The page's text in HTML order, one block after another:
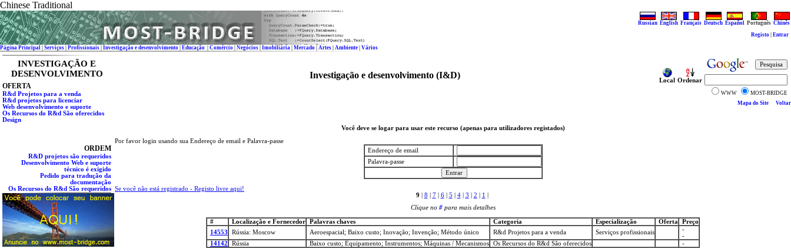
Chinese Traditional
Russian English Français Deutsch Español Português Chinês
Registo Entrar
Página Principal Serviços Profissionais Investigação e desenvolvimento Educação Comércio Negócios Imobiliária Mercado Artes Ambiente Vários
INVESTIGAÇÃO E
DESENVOLVIMENTO
OFERTA
R&d Projetos para a venda
R&d projetos para licenciar
Web desenvolvimento e suporte
Os Recursos do R&d São oferecidos
Design
ORDEM
R&D projetos são requeridos
Desenvolvimento Web e suporte
técnico é exigido
Pedido para tradução da
documentação
Os Recursos do R&d São requeridos
Investigação e desenvolvimento (I&D)
Local Ordenar
WWW
MOST-BRIDGE
Mapa do Site
Voltar
Você deve se logar para usar este recurso (apenas para utilizadores registados)
Por favor login usando sua Endereço de email e Palavra-passe
Endereço de email
Palavra-passe
Se você não está registrado - Registo livre aqui!
9
8 7| 6| 5 4| 3 2 1
Clique no #para mais detalhes
# Localização e Fornecedor Palavras chaves Categoria Especialização Oferta
Preço
14553
Rússia: Moscow Aeroespacial; Baixo custo; Inovação; Invenção; Método único R&d Projetos para a venda Serviços profissionais
-
-
14142
Rússia Baixo custo; Equipamento; Instrumentos; Máquinas / Mecanismos Os Recursos do R&d São oferecidos -